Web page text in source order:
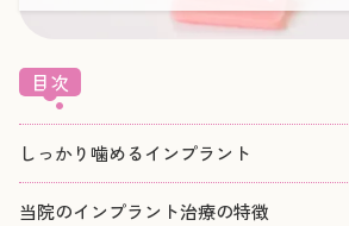
目次
しっかり噛めるインプラント
当院のインプラント治療の特徴